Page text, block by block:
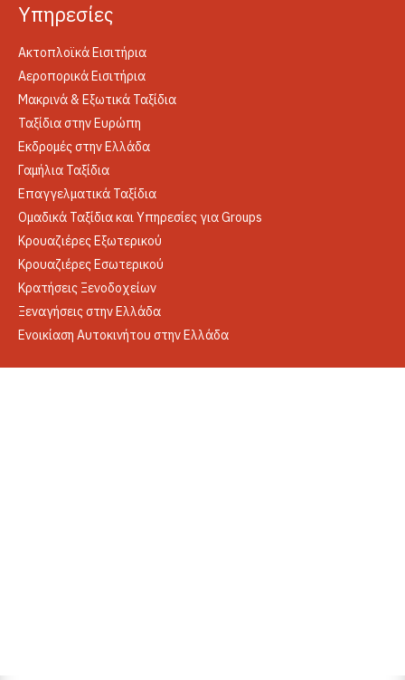
Yπηρεσίες
Ακτοπλοϊκά Εισιτήρια
Αεροπορικά Εισιτήρια
Μακρινά & Εξωτικά Ταξίδια
Ταξίδια στην Ευρώπη
Εκδρομές στην Ελλάδα
Γαμήλια Ταξίδια
Επαγγελματικά Ταξίδια
Ομαδικά Ταξίδια και Υπηρεσίες για Groups
Κρουαζιέρες Εξωτερικού
Κρουαζιέρες Εσωτερικού
Κρατήσεις Ξενοδοχείων
Ξεναγήσεις στην Ελλάδα
Ενοικίαση Αυτοκινήτου στην Ελλάδα